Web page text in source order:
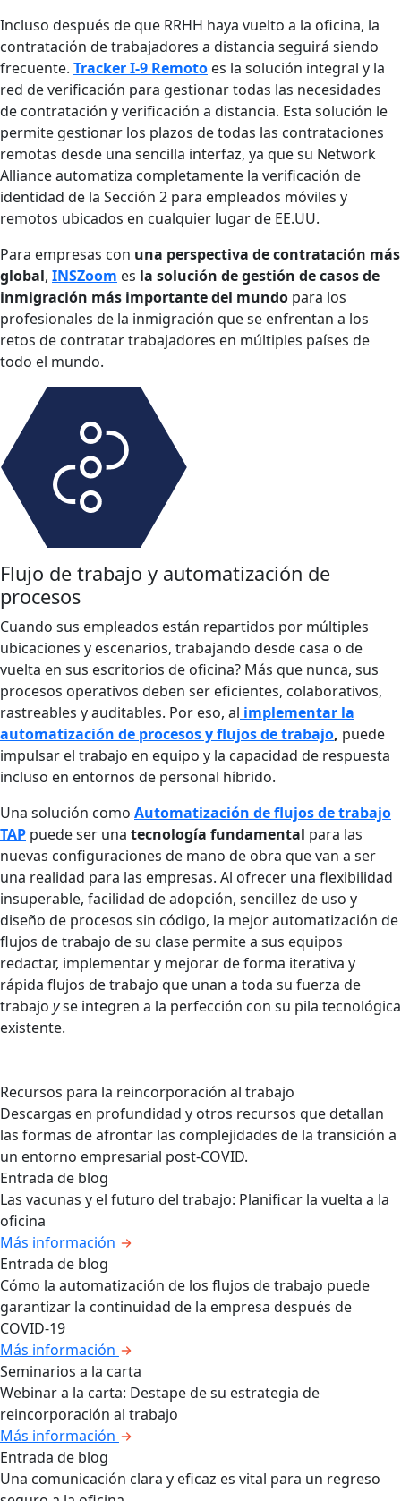
Incluso después de que RRHH haya vuelto a la oficina, la
contratación de trabajadores a distancia seguirá siendo
frecuente. Tracker I-9 Remoto es la solución integral y la
red de verificación para gestionar todas las necesidades
de contratación y verificación a distancia. Esta solución le
permite gestionar los plazos de todas las contrataciones
remotas desde una sencilla interfaz, ya que su Network
Alliance automatiza completamente la verificación de
identidad de la Sección 2 para empleados móviles y
remotos ubicados en cualquier lugar de EE.UU.
Para empresas con una perspectiva de contratación más
global, INSZoom es la solución de gestión de casos de
inmigración más importante del mundo para los
profesionales de la inmigración que se enfrentan a los
retos de contratar trabajadores en múltiples países de
todo el mundo.
Flujo de trabajo y automatización de
procesos
Cuando sus empleados están repartidos por múltiples
ubicaciones y escenarios, trabajando desde casa o de
vuelta en sus escritorios de oficina? Más que nunca, sus
procesos operativos deben ser eficientes, colaborativos,
rastreables y auditables. Por eso, al implementar la
automatización de procesos y flujos de trabajo, puede
impulsar el trabajo en equipo y la capacidad de respuesta
incluso en entornos de personal híbrido.
Una solución como Automatización de flujos de trabajo
TAP puede ser una tecnología fundamental para las
nuevas configuraciones de mano de obra que van a ser
una realidad para las empresas. Al ofrecer una flexibilidad
insuperable, facilidad de adopción, sencillez de uso y
diseño de procesos sin código, la mejor automatización de
flujos de trabajo de su clase permite a sus equipos
redactar, implementar y mejorar de forma iterativa y
rápida flujos de trabajo que unan a toda su fuerza de
trabajo yse integren a la perfección con su pila tecnológica
existente.
Recursos para la reincorporación al trabajo
Descargas en profundidad y otros recursos que detallan
las formas de afrontar las complejidades de la transición a
un entorno empresarial post-COVID.
Entrada de blog
Las vacunas y el futuro del trabajo: Planificar la vuelta a la
oficina
Más información
Entrada de blog
Cómo la automatización de los flujos de trabajo puede
garantizar la continuidad de la empresa después de
COVID-19
Más información
Seminarios a la carta
Webinar a la carta: Destape de su estrategia de
reincorporación al trabajo
Más información
Entrada de blog
Una comunicación clara y eficaz es vital para un regreso